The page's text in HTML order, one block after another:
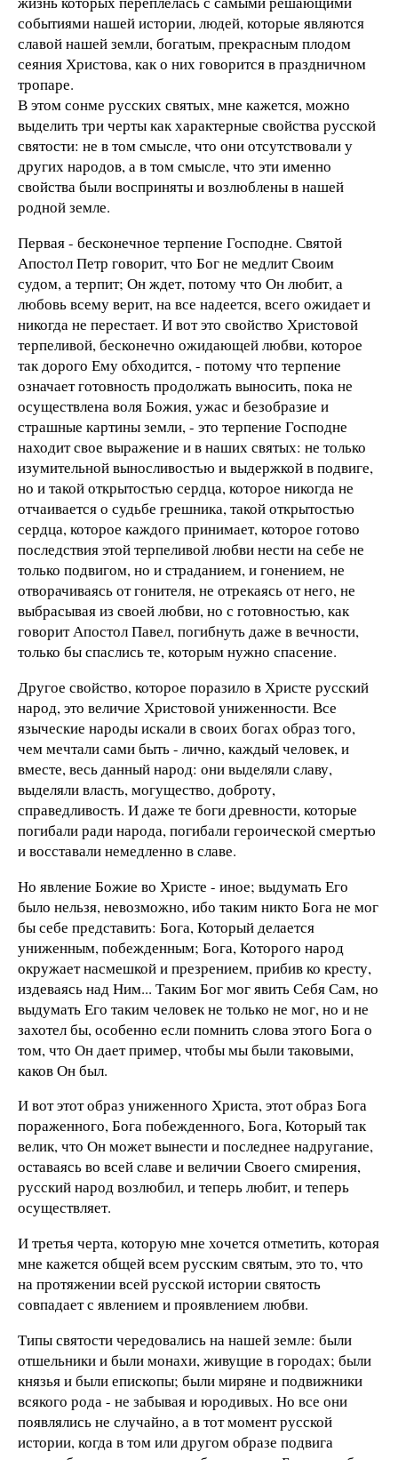
событиями нашей истории, людей, которые являются
славой нашей земли, богатым, прекрасным плодом
сеяния Христова, как о них говорится в праздничном
тропаре.
В этом сонме русских святых, мне кажется, можно
выделить три черты как характерные свойства русской
святости: не в том смысле, что они отсутствовали у
других народов, а в том смысле, что эти именно
свойства были восприняты и возлюблены в нашей
родной земле.
Первая - бесконечное терпение Господне. Святой
Апостол Петр говорит, что Бог не медлит Своим
судом, а терпит; Он ждет, потому что Он любит, а
любовь всему верит, на все надеется, всего ожидает и
никогда не перестает. И вот это свойство Христовой
терпеливой, бесконечно ожидающей любви, которое
так дорого Ему обходится, - потому что терпение
означает готовность продолжать выносить, пока не
осуществлена воля Божия, ужас и безобразие и
страшные картины земли, - это терпение Господне
находит свое выражение и в наших святых: не только
изумительной выносливостью и выдержкой в подвиге,
но и такой открытостью сердца, которое никогда не
отчаивается о судьбе грешника, такой открытостью
сердца, которое каждого принимает, которое готово
последствия этой терпеливой любви нести на себе не
только подвигом, но и страданием, и гонением, не
отворачиваясь от гонителя, не отрекаясь от него, не
выбрасывая из своей любви, но с готовностью, как
говорит Апостол Павел, погибнуть даже в вечности,
только бы спаслись те, которым нужно спасение.
Другое свойство, которое поразило в Христе русский
народ, это величие Христовой униженности. Все
языческие народы искали в своих богах образ того,
чем мечтали сами быть - лично, каждый человек, и
вместе, весь данный народ: они выделяли славу,
выделяли власть, могущество, доброту,
справедливость. И даже те боги древности, которые
погибали ради народа, погибали героической смертью
и восставали немедленно в славе.
Но явление Божие во Христе - иное; выдумать Его
было нельзя, невозможно, ибо таким никто Бога не мог
бы себе представить: Бога, Который делается
униженным, побежденным; Бога, Которого народ
окружает насмешкой и презрением, прибив ко кресту,
издеваясь над Ним... Таким Бог мог явить Себя Сам, но
выдумать Его таким человек не только не мог, но и не
захотел бы, особенно если помнить слова этого Бога о
том, что Он дает пример, чтобы мы были таковыми,
каков Он был.
И вот этот образ униженного Христа, этот образ Бога
пораженного, Бога побежденного, Бога, Который так
велик, что Он может вынести и последнее надругание,
оставаясь во всей славе и величии Своего смирения,
русский народ возлюбил, и теперь любит, и теперь
осуществляет.
И третья черта, которую мне хочется отметить, которая
мне кажется общей всем русским святым, это то, что
на протяжении всей русской истории святость
совпадает с явлением и проявлением любви.
Типы святости чередовались на нашей земле: были
отшельники и были монахи, живущие в городах; были
князья и были епископы; были миряне и подвижники
всякого рода - не забывая и юродивых. Но все они
появлялись не случайно, а в тот момент русской
истории, когда в том или другом образе подвига